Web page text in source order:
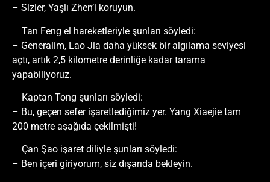
– Sizler, Yaşlı Zhen’i koruyun.
Tan Feng el hareketleriyle şunları söyledi:
– Generalim, Lao Jia daha yüksek bir algılama seviyesi
açtı, artık 2,5 kilometre derinliğe kadar tarama
yapabiliyoruz.
Kaptan Tong şunları söyledi:
– Bu, geçen sefer işaretlediğimiz yer. Yang Xiaejie tam
200 metre aşağıda çekilmişti!
Çan Şao işaret diliyle şunları söyledi:
– Ben içeri giriyorum, siz dışarıda bekleyin.